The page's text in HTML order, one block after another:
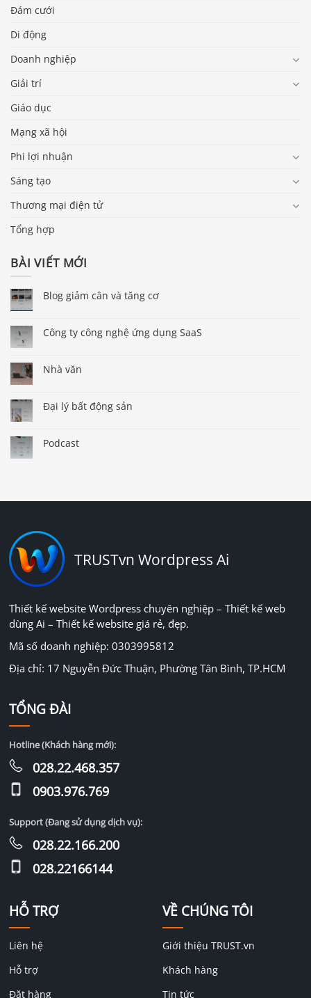
Đám cưới
Di động
Doanh nghiệp
Giải trí
Giáo dục
Mạng xã hội
Phi lợi nhuận
Sáng tạo
Thương mại điện tử
Tổng hợp
BÀI VIẾT MỚI
Blog giảm cân và tăng cơ
Công ty công nghệ ứng dụng SaaS
Nhà văn
Đại lý bất động sản
Podcast
TRUSTvn Wordpress Ai
Thiết kế website Wordpress chuyên nghiệp – Thiết kế web
dùng Ai – Thiết kế website giá rẻ, đẹp.
Mã số doanh nghiệp: 0303995812
Địa chỉ: 17 Nguyễn Đức Thuận, Phường Tân Bình, TP.HCM
HỖ TRỢ
Liên hệ
Hỗ trợ
Đặt hàng
VỀ CHÚNG TÔI
Giới thiệu TRUST.vn
Khách hàng
Tin tức
TỔNG ĐÀI
Hotline (Khách hàng mới):
028.22.468.357
0903.976.769
Support (Đang sử dụng dịch vụ):
028.22.166.200
028.22166144